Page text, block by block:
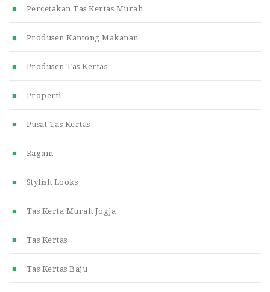
Percetakan Tas Kertas Murah
Produsen Kantong Makanan
Produsen Tas Kertas
Properti
Pusat Tas Kertas
Ragam
Stylish Looks
Tas Kerta Murah Jogja
Tas Kertas
Tas Kertas Baju